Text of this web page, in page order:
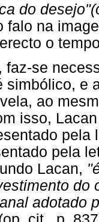
do
falo na
o
faz-se
simbólico, e
ao
isso,
pela
pela
Lacan,
do
adotado